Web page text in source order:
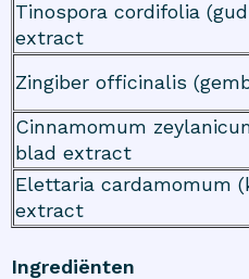
Tinospora cordifolia
extract
Zingiber officinalis
Cinnamomum
blad extract
Elettaria cardamomum
extract
Ingrediënten